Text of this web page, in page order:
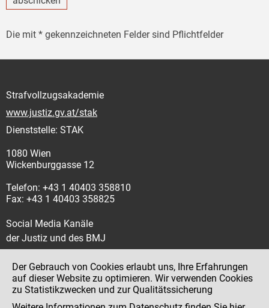
Die mit * gekennzeichneten Felder sind Pflichtfelder
Strafvollzugsakademie
www.justiz.gv.at/stak
Dienststelle: STAK
1080 Wien
Wickenburggasse 12
Telefon: +43 1 40403 358810
Fax: +43 1 40403 358825
Social Media Kanäle
der Justiz und des BMJ
Impressum
Der Gebrauch von Cookies erlaubt uns, Ihre Erfahrungen
auf dieser Website zu optimieren. Wir verwenden Cookies
zu Statistikzwecken und zur Qualitätssicherung